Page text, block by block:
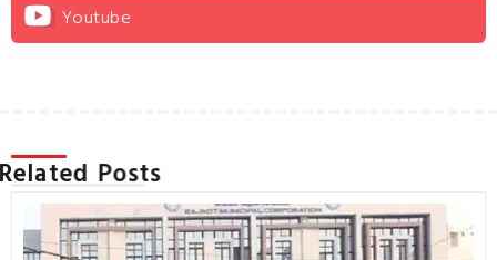
Youtube
Related Posts